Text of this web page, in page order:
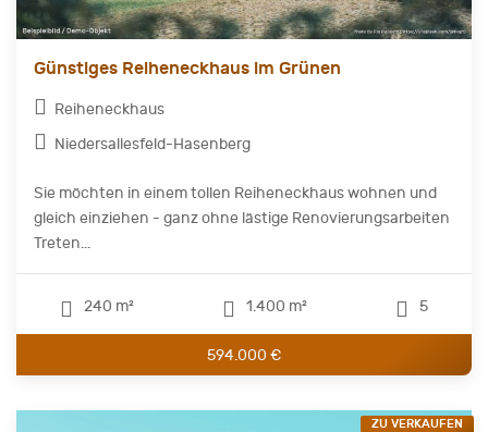
Günstiges Reiheneckhaus im Grünen
Reiheneckhaus
Niedersallesfeld-Hasenberg
Sie möchten in einem tollen Reiheneckhaus wohnen und
gleich einziehen - ganz ohne lästige Renovierungsarbeiten
Treten...
240 m² 1.400 m² 5
594.000 €
ZU VERKAUFEN